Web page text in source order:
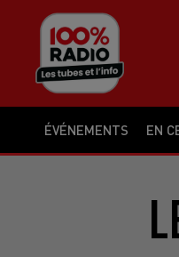
ÉVÉNEMENTS EN